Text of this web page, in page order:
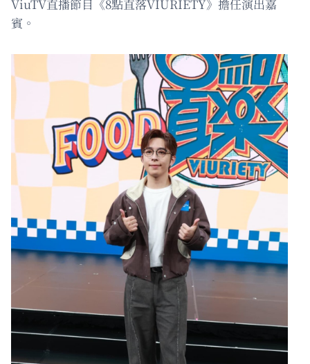
ViuTV直播節目《8點直落VIURIETY》擔任演出嘉
賓。